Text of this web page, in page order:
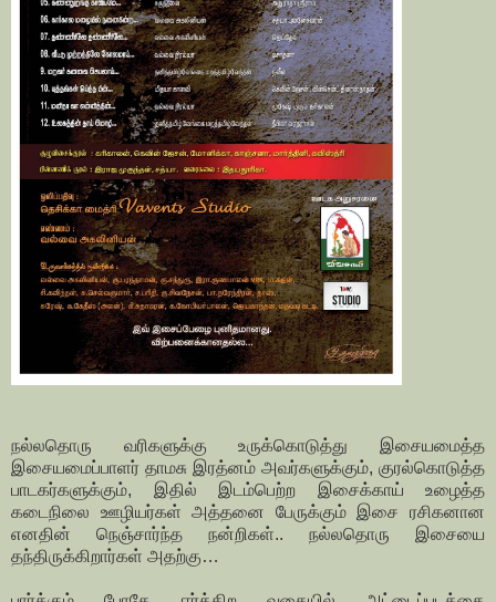
நல்லதொரு வரிகளுக்கு உருக்கொடுத்து இசையமைத்த
இசையமைப்பாளர் தாமசு இரத்னம் அவர்களுக்கும், குரல்கொடுத்த
பாடகர்களுக்கும், இதில் இடம்பெற்ற இசைக்காய் உழைத்த
கடைநிலை ஊழியர்கள் அத்தனை பேருக்கும் இசை ரசிகனான
எனதின் நெஞ்சார்ந்த நன்றிகள்.. நல்லதொரு இசையை
தந்திருக்கிறார்கள் அதற்கு…